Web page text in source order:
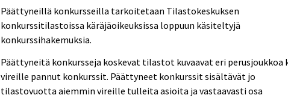
Päättyneillä konkursseilla tarkoitetaan Tilastokeskuksen
konkurssitilastoissa käräjäoikeuksissa loppuun käsiteltyjä
konkurssihakemuksia.
Päättyneitä konkursseja koskevat tilastot kuvaavat eri perusjoukkoa
vireille pannut konkurssit. Päättyneet konkurssit sisältävät jo
tilastovuotta aiemmin vireille tulleita asioita ja vastaavasti osa